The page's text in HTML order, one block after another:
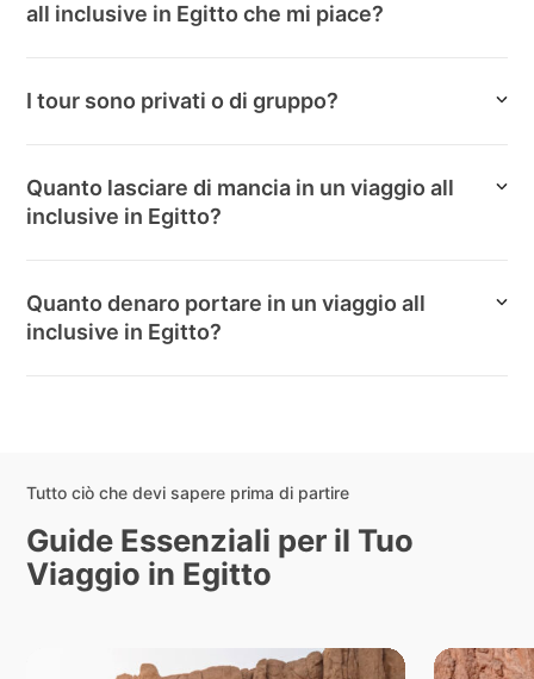
all inclusive in Egitto che mi piace?
I tour sono privati o di gruppo?
Quanto lasciare di mancia in un viaggio all
inclusive in Egitto?
Quanto denaro portare in un viaggio all
inclusive in Egitto?
Tutto ciò che devi sapere prima di partire
Guide Essenziali per il Tuo
Viaggio in Egitto